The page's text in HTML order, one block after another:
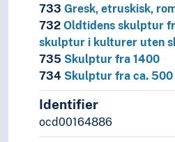
733 Gresk, etruskisk,
732 Oldtidens skulptur
skulptur i kulturer uten
735 Skulptur fra 1400
734 Skulptur fra ca.
Identifier
ocd00164886